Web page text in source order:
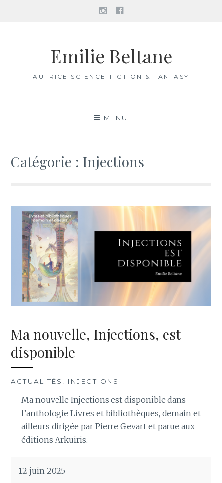
Instagram
Facebook
Emilie Beltane
AUTRICE SCIENCE-FICTION & FANTASY
MENU
Catégorie :Injections
Ma nouvelle, Injections, est
disponible
ACTUALITÉS INJECTIONS
Ma nouvelle Injections est disponible dans
l’anthologie Livres et bibliothèques, demain et
ailleurs dirigée par Pierre Gevart et parue aux
éditions Arkuiris.
12 juin 2025